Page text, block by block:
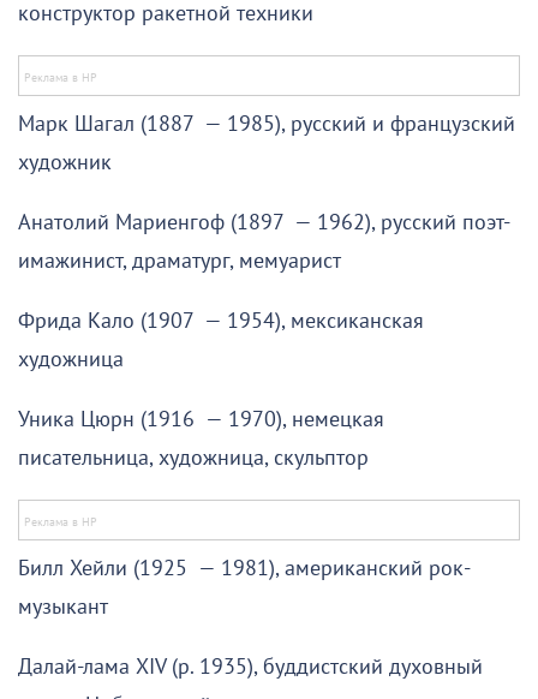
конструктор ракетной техники
Марк Шагал (1887 — 1985), русский и французский
художник
Анатолий Мариенгоф (1897 — 1962), русский поэт-
имажинист, драматург, мемуарист
Фрида Кало (1907 — 1954), мексиканская
художница
Уника Цюрн (1916 — 1970), немецкая
писательница, художница, скульптор
Билл Хейли (1925 — 1981), американский рок-
музыкант
Далай-лама XIV (р. 1935), буддистский духовный